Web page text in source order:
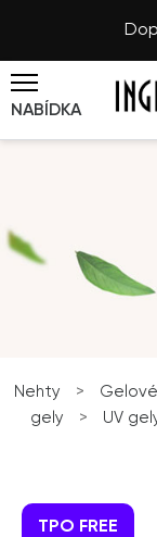
NABÍDKA
Nehty >
gely
> UV
TPO FREE